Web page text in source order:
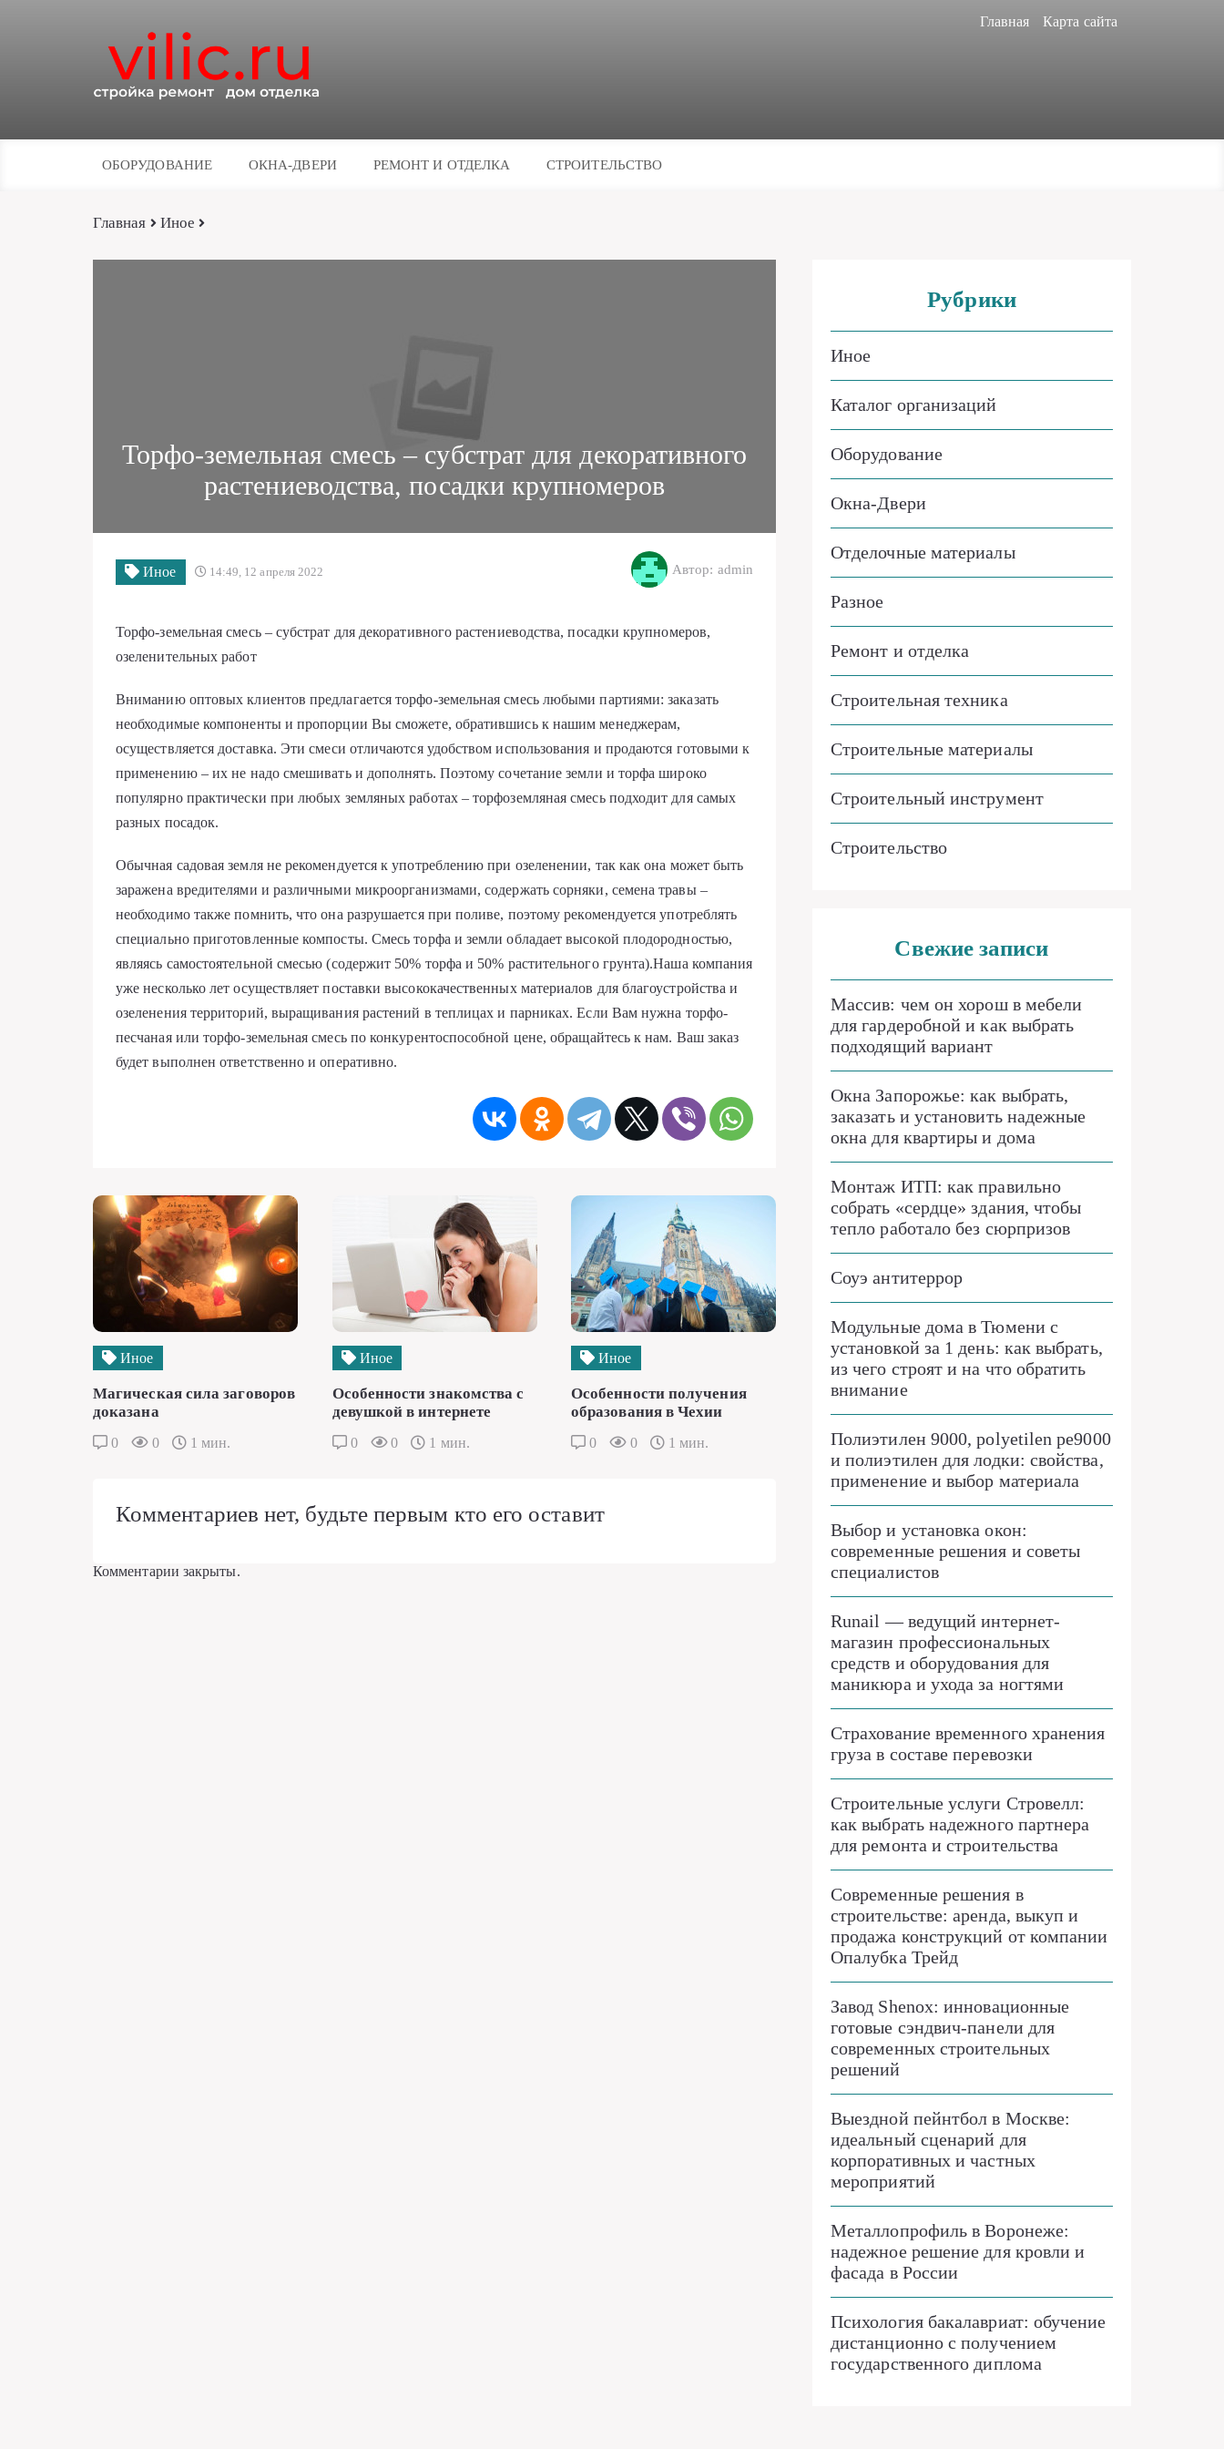
Главная Карта сайта
ОБОРУДОВАНИЕ ОКНА-ДВЕРИ РЕМОНТ И ОТДЕЛКА СТРОИТЕЛЬСТВО
Главная Иное
Торфо-земельная смесь – субстрат для декоративного
растениеводства, посадки крупномеров
Иное 14:49, 12 апреля 2022 Автор: admin
Торфо-земельная смесь – субстрат для декоративного растениеводства, посадки крупномеров,
озеленительных работ
Вниманию оптовых клиентов предлагается торфо-земельная смесь любыми партиями: заказать
необходимые компоненты и пропорции Вы сможете, обратившись к нашим менеджерам,
осуществляется доставка. Эти смеси отличаются удобством использования и продаются готовыми к
применению – их не надо смешивать и дополнять. Поэтому сочетание земли и торфа широко
популярно практически при любых земляных работах – торфоземляная смесь подходит для самых
разных посадок.
Обычная садовая земля не рекомендуется к употреблению при озеленении, так как она может быть
заражена вредителями и различными микроорганизмами, содержать сорняки, семена травы –
необходимо также помнить, что она разрушается при поливе, поэтому рекомендуется употреблять
специально приготовленные компосты. Смесь торфа и земли обладает высокой плодородностью,
являясь самостоятельной смесью (содержит 50% торфа и 50% растительного грунта).Наша компания
уже несколько лет осуществляет поставки высококачественных материалов для благоустройства и
озеленения территорий, выращивания растений в теплицах и парниках. Если Вам нужна торфо-
песчаная или торфо-земельная смесь по конкурентоспособной цене, обращайтесь к нам. Ваш заказ
будет выполнен ответственно и оперативно.
Иное
Магическая сила заговоров
доказана
0 0 1 мин.
Иное
Особенности знакомства с
девушкой в интернете
0 0 1 мин.
Иное
Особенности получения
образования в Чехии
0 0 1 мин.
Комментариев нет, будьте первым кто его оставит
Комментарии закрыты.
Рубрики
Иное
Каталог организаций
Оборудование
Окна-Двери
Отделочные материалы
Разное
Ремонт и отделка
Строительная техника
Строительные материалы
Строительный инструмент
Строительство
Свежие записи
Массив: чем он хорош в мебели
для гардеробной и как выбрать
подходящий вариант
Окна Запорожье: как выбрать,
заказать и установить надежные
окна для квартиры и дома
Монтаж ИТП: как правильно
собрать «сердце» здания, чтобы
тепло работало без сюрпризов
Соуэ антитеррор
Модульные дома в Тюмени с
установкой за 1 день: как выбрать,
из чего строят и на что обратить
внимание
Полиэтилен 9000, polyetilen pe9000
и полиэтилен для лодки: свойства,
применение и выбор материала
Выбор и установка окон:
современные решения и советы
специалистов
Runail — ведущий интернет-
магазин профессиональных
средств и оборудования для
маникюра и ухода за ногтями
Страхование временного хранения
груза в составе перевозки
Строительные услуги Стровелл:
как выбрать надежного партнера
для ремонта и строительства
Современные решения в
строительстве: аренда, выкуп и
продажа конструкций от компании
Опалубка Трейд
Завод Shenox: инновационные
готовые сэндвич-панели для
современных строительных
решений
Выездной пейнтбол в Москве:
идеальный сценарий для
корпоративных и частных
мероприятий
Металлопрофиль в Воронеже:
надежное решение для кровли и
фасада в России
Психология бакалавриат: обучение
дистанционно с получением
государственного диплома